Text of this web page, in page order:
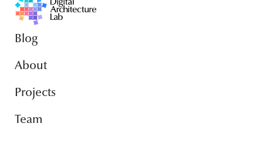
Blog
About
Projects
Team